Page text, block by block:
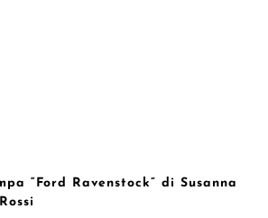
“Ford Ravenstock” di Susanna